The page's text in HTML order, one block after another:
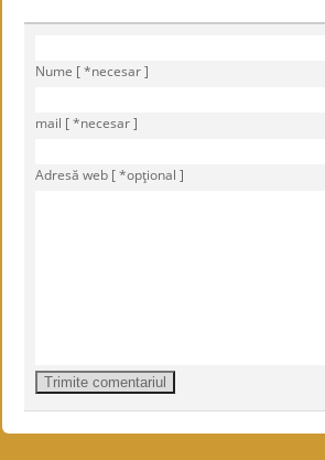
Nume [ *necesar ]
mail [ *necesar ]
Adresă web [ *opţional ]